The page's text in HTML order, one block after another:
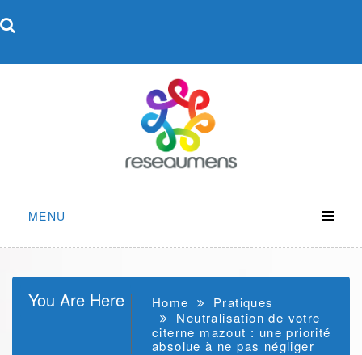
to
MENU
You Are Here Home
Pratiques
Neutralisation de votre
citerne mazout : une priorité
absolue à ne pas négliger